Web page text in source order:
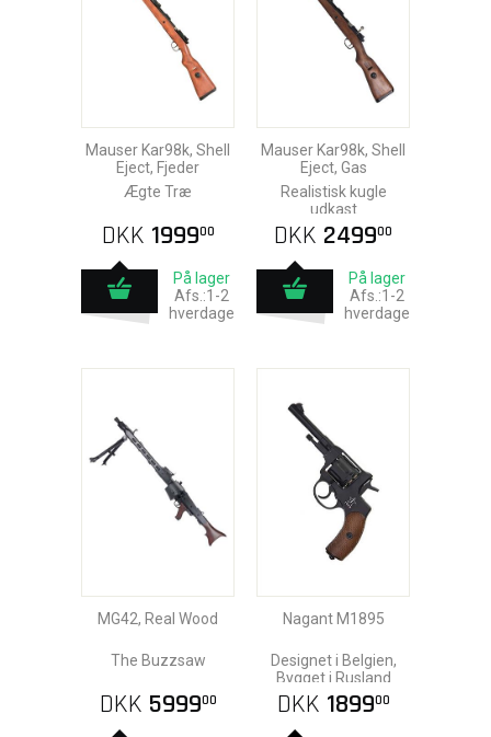
Mauser Kar98k, Shell
Eject, Fjeder
Ægte Træ
DKK 199900
På lager
Afs.:1-2
hverdage
Mauser Kar98k, Shell
Eject, Gas
Realistisk kugle
udkast
DKK 249900
På lager
Afs.:1-2
hverdage
MG42, Real Wood
The Buzzsaw
DKK 599900
Nagant M1895
Designet i Belgien,
Bygget i Rusland
DKK 189900